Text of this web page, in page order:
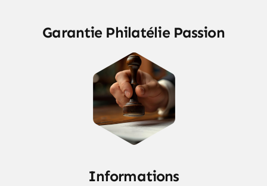
Informations
Garantie Philatélie Passion